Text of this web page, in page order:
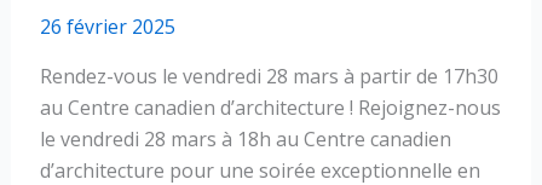
26 février 2025
Rendez-vous le vendredi 28 mars à partir de 17h30
au Centre canadien d’architecture ! Rejoignez-nous
le vendredi 28 mars à 18h au Centre canadien
d’architecture pour une soirée exceptionnelle en